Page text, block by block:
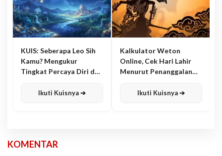
KUIS: Seberapa Leo Sih
Kamu? Mengukur
Tingkat Percaya Diri dan
Ikuti Kuisnya ➔
Kalkulator Weton
Online, Cek Hari Lahir
Menurut Penanggalan
Ikuti Kuisnya ➔
KOMENTAR